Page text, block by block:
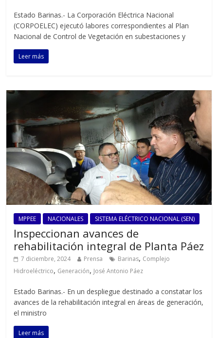
Estado Barinas.- La Corporación Eléctrica Nacional
(CORPOELEC) ejecutó labores correspondientes al Plan
Nacional de Control de Vegetación en subestaciones y
Leer más
MPPEE NACIONALES SISTEMA ELÉCTRICO NACIONAL (SEN)
Inspeccionan avances de
rehabilitación integral de Planta Páez
7 diciembre, 2024 Prensa Barinas, Complejo
Hidroeléctrico, Generación, José Antonio Páez
Estado Barinas.- En un despliegue destinado a constatar los
avances de la rehabilitación integral en áreas de generación,
el ministro
Leer más